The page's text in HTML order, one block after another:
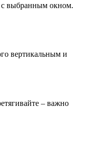
с выбранным окном.
вертикальным и
– важно